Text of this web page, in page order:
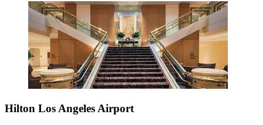
Hilton Los Angeles Airport